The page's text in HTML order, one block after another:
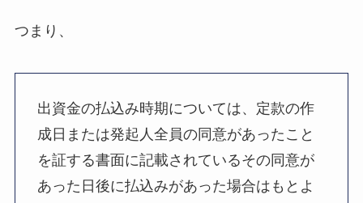
つまり、
出資金の払込み時期については、定款の作
成日または発起人全員の同意があったこと
を証する書面に記載されているその同意が
あった日後に払込みがあった場合はもとよ